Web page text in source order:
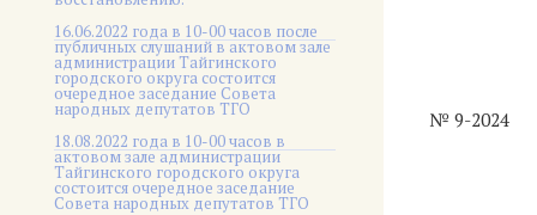
16.06.2022 года в 10-00 часов после
публичных слушаний в актовом зале
администрации Тайгинского
городского округа состоится
очередное заседание Совета
народных депутатов ТГО
18.08.2022 года в 10-00 часов в
актовом зале администрации
Тайгинского городского округа
состоится очередное заседание
Совета народных депутатов ТГО
№ 9-2024